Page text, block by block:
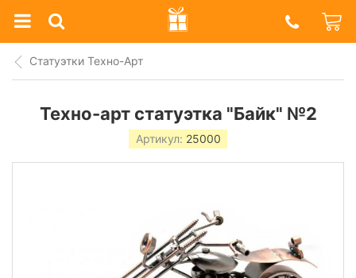
Prazdnik
Shop
Статуэтки Техно-Арт
Техно-арт статуэтка "Байк" №2
Артикул: 25000